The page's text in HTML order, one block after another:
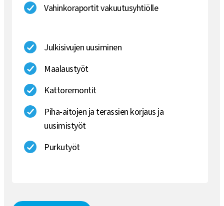
Vahinkoraportit vakuutusyhtiölle
Julkisivujen uusiminen
Maalaustyöt
Kattoremontit
Piha-aitojen ja terassien korjaus ja
uusimistyöt
Purkutyöt